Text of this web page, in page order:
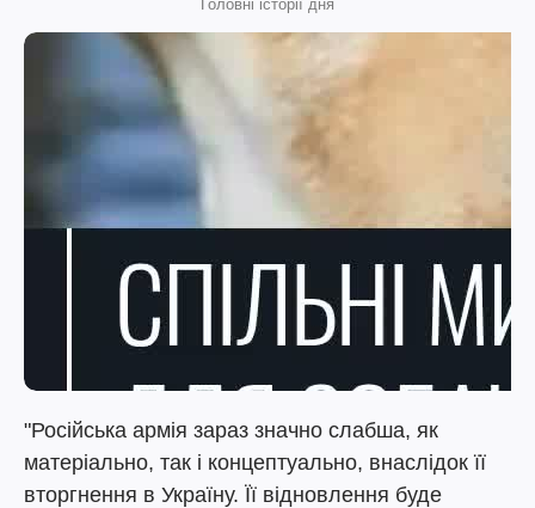
Головні історії дня
"Російська армія зараз значно слабша, як
матеріально, так і концептуально, внаслідок її
вторгнення в Україну. Її відновлення буде